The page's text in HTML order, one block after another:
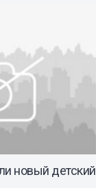
новый детский